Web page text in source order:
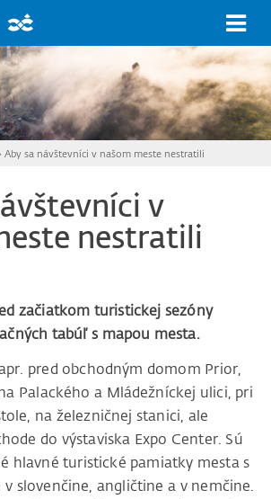
Aby sa návštevníci v našom meste nestratili
v
nestratili
začiatkom turistickej sezóny
tabúľ s mapou mesta.
pred obchodným domom Prior,
Palackého a Mládežníckej ulici, pri
na železničnej stanici, ale
do výstaviska Expo Center. Sú
hlavné turistické pamiatky mesta s
slovenčine, angličtine a v nemčine.